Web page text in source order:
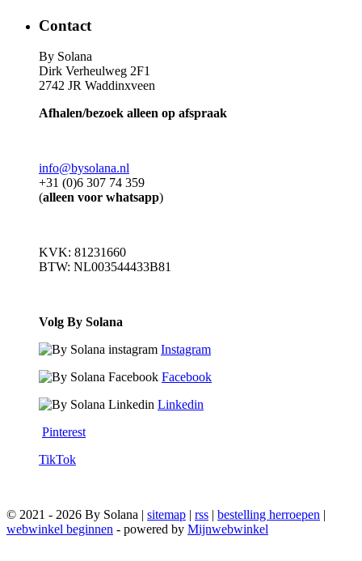
Contact
By Solana
Dirk Verheulweg 2F1
2742 JR Waddinxveen
Afhalen/bezoek alleen op afspraak
info@bysolana.nl
+31 (0)6 307 74 359
(alleen voor whatsapp)
KVK: 81231660
BTW: NL003544433B81
Volg By Solana
Instagram
Facebook
Linkedin
Pinterest
TikTok
© 2021 - 2026 By Solana | sitemap | rss | bestelling herroepen |
webwinkel beginnen - powered by Mijnwebwinkel